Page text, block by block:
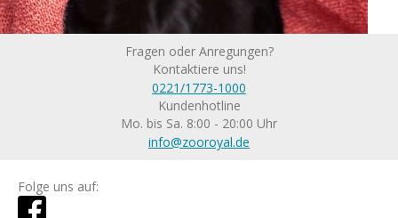
Fragen oder Anregungen?
Kontaktiere uns!
0221/1773-1000
Kundenhotline
Mo. bis Sa. 8:00 - 20:00 Uhr
info@zooroyal.de
Folge uns auf: